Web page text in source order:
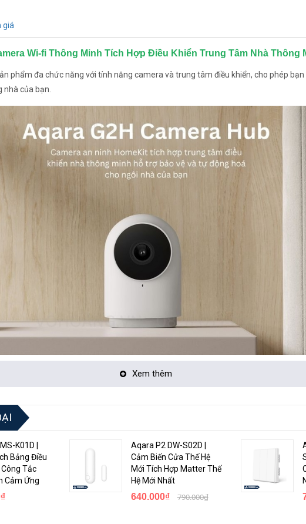
giá
Wi-fi Thông Minh Tích Hợp Điều Khiển Trung Tâm Nhà Thông
phẩm đa chức năng với tính năng camera và trung tâm điều khiển, cho phép
của bạn.
tính năng âm thanh hai chiều, bạn có thể trò chuyện với người khác trong phòng,
và thuận tiện.
Aqara G2H có độ phân giải cao, cho phép bạn giám sát các hoạt động trong nhà
Nếu sản phẩm phát hiện chuyển động trong phòng, nó sẽ gửi cảnh báo tới điện
Xem thêm
K01D |
Bảng Điều
Công Tắc
Cảm Ứng
Aqara P2 DW-S02D |
Cảm Biến Cửa Thế Hệ
Mới Tích Hợp Matter Thế
Hệ Mới Nhất
640.000₫ 790.000₫